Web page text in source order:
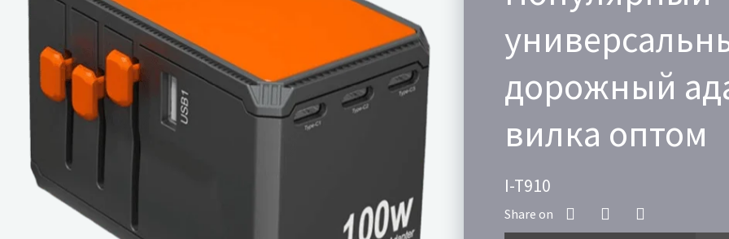
дорожный
вилка оптом
I-T910